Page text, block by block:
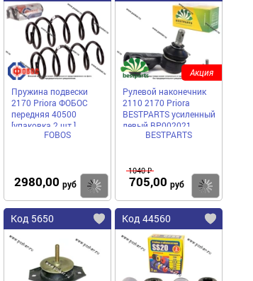
Пружина подвески
2170 Priora ФОБОС
передняя 40500
[упаковка 2 шт.]
FOBOS
2980,00 руб Купить
Рулевой наконечник
2110 2170 Priora
BESTPARTS усиленный
левый BP002021
BESTPARTS
1040 ₽
705,00 руб
Акция
Код 5650 Код 44560